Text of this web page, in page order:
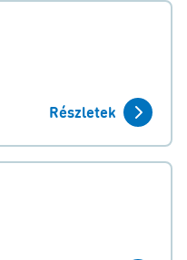
Részletek